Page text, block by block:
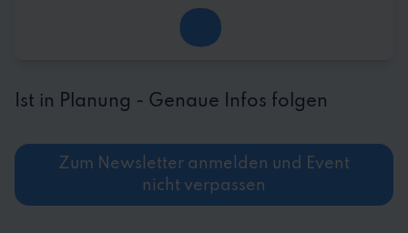
Ist in Planung - Genaue Infos folgen
Zum Newsletter anmelden und Event
nicht verpassen